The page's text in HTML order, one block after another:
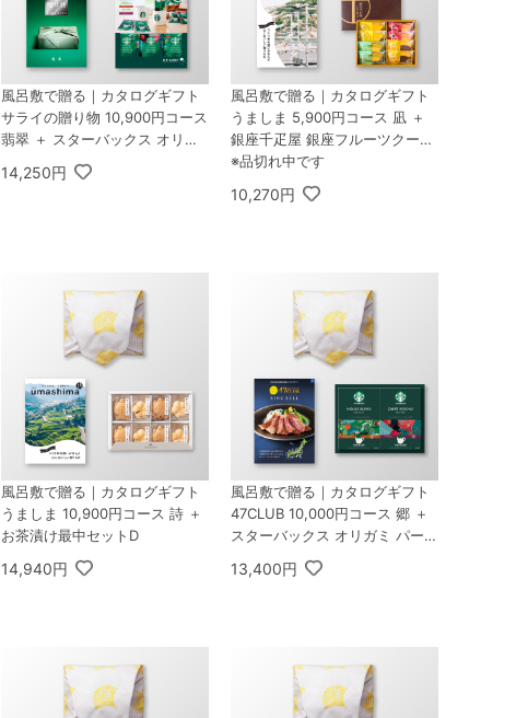
風呂敷で贈る｜カタログギフト
サライの贈り物 10,900円コース
翡翠 ＋ スターバックス オリガ
ミ パーソナルドリップ コーヒー
ギフトA
14,250円
風呂敷で贈る｜カタログギフト
うましま 5,900円コース 凪 ＋
銀座千疋屋 銀座フルーツクーヘ
ン 8個入
※品切れ中です
10,270円
風呂敷で贈る｜カタログギフト
うましま 10,900円コース 詩 ＋
お茶漬け最中セットD
14,940円
風呂敷で贈る｜カタログギフト
47CLUB 10,000円コース 郷 ＋
スターバックス オリガミ パーソ
ナルドリップ コーヒーギフトB
13,400円